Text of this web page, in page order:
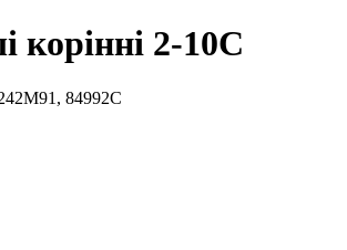
корінні 2-10C
84992C